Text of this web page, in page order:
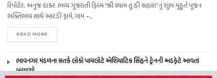
રિપોર્ટર: અનુજ ઠાકર. ભવ્ય ગુજરાતી ફિલ્મ “શ્રી શ્યામ તું હી સહારા”નું શુભ મુહૂર્ત પૂજન
ભક્તિભાવ સાથે આર.ડી ફાર્મ, ગામ –...
READ MORE
ભાવનગર મંડળના સતર્ક લોકો પાયલોટે એશિયાટિક સિંહને ટ્રેનની અડફેટે આવતાં
બચાવ્યો